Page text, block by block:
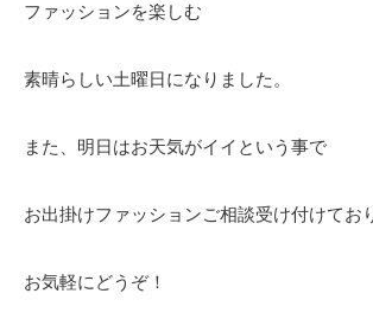
ファッションを楽しむ
素晴らしい土曜日になりました。
また、明日はお天気がイイという事で
お出掛けファッションご相談受け付けてお
お気軽にどうぞ！